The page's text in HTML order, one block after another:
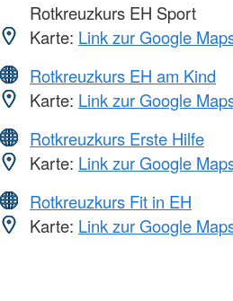
Rotkreuzkurs EH Sport
Karte: Link zur Google
Rotkreuzkurs EH am Kind
Karte: Link zur Google
Rotkreuzkurs Erste Hilfe
Karte: Link zur Google
Rotkreuzkurs Fit in EH
Karte: Link zur Google